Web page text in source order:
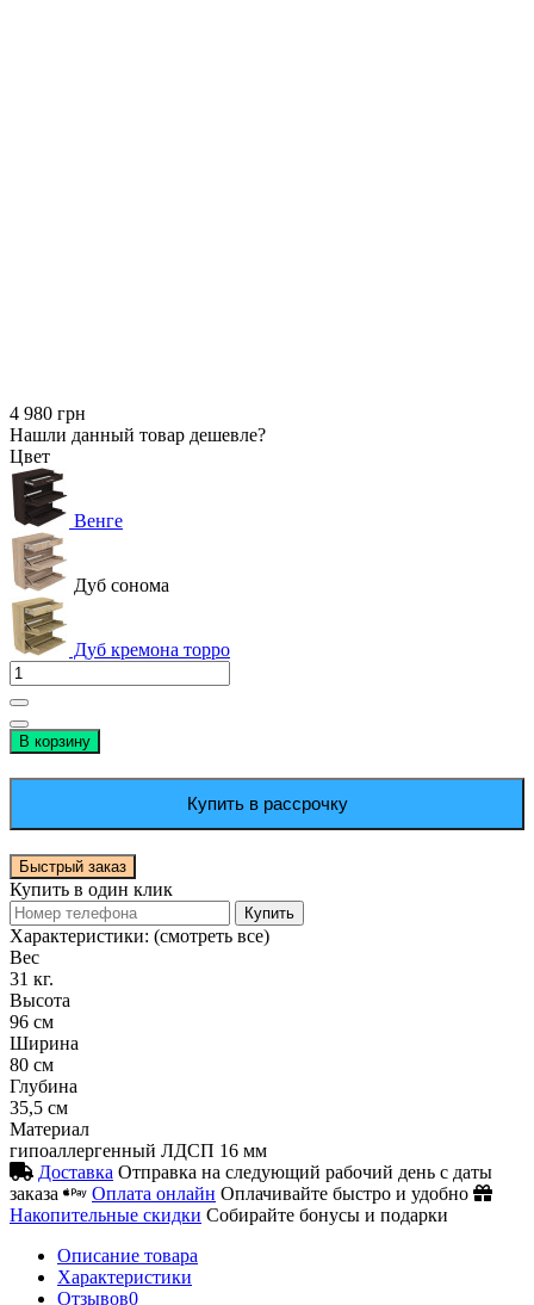
4 980 грн
Нашли данный товар дешевле?
Цвет
Венге
Дуб сонома
Дуб кремона торро
В корзину
Купить в рассрочку
Быстрый заказ
Купить в один клик
Купить
Характеристики: (смотреть все)
Вес
31 кг.
Высота
96 см
Ширина
80 см
Глубина
35,5 см
Материал
гипоаллергенный ЛДСП 16 мм
Доставка Отправка на следующий рабочий день с даты
заказа
Оплата онлайн Оплачивайте быстро и удобно
Накопительные скидки Собирайте бонусы и подарки
Описание товара
Характеристики
Отзывов0